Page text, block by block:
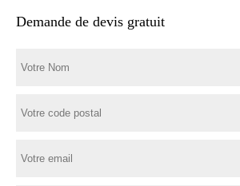
Demande de devis gratuit